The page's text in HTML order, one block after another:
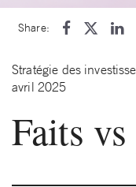
Share:
Stratégie des
avril 2025
Faits